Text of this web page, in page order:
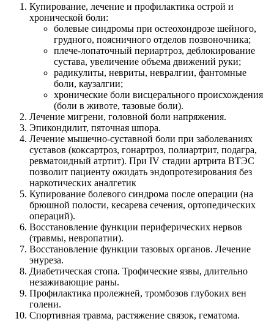
Купирование, лечение и профилактика острой и
хронической боли:
болевые синдромы при остеохондрозе шейного,
грудного, поясничного отделов позвоночника;
плече-лопаточный периартроз, деблокирование
сустава, увеличение объема движений руки;
радикулиты, невриты, невралгии, фантомные
боли, каузалгии;
хронические боли висцерального происхождения
(боли в животе, тазовые боли).
Лечение мигрени, головной боли напряжения.
Эпикондилит, пяточная шпора.
Лечение мышечно-суставной боли при заболеваниях
суставов (коксартроз, гонартроз, полиартрит, подагра,
ревматоидный атртит). При IV стадии артрита ВТЭС
позволит пациенту ожидать эндопротезирования без
наркотических аналгетик
Купирование болевого синдрома после операции (на
брюшной полости, кесарева сечения, ортопедических
операций).
Восстановление функции периферических нервов
(травмы, невропатии).
Восстановление функции тазовых органов. Лечение
энуреза.
Диабетическая стопа. Трофические язвы, длительно
незаживающие раны.
Профилактика пролежней, тромбозов глубоких вен
голени.
Спортивная травма, растяжение связок, гематома.